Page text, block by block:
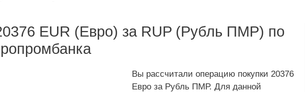
EUR (Евро) за RUP (Рубль ПМР) по
Вы рассчитали операцию покупки 20376
Евро за Рубль ПМР. Для данной